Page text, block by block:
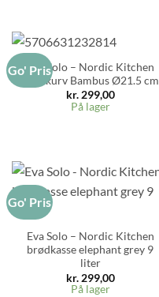
Go' PrisEva Solo – Nordic Kitchen
Brødkurv Bambus Ø21.5 cm
kr.299,00
På lager
Go' Pris
Eva Solo – Nordic Kitchen
brødkasse elephant grey 9
liter
kr.299,00
På lager